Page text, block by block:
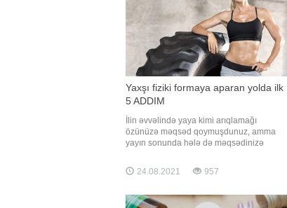
Yaxşı fiziki formaya aparan yolda ilk
5 ADDIM
İlin əvvəlində yaya kimi arıqlamağı
özünüzə məqsəd qoymuşdunuz, amma
yayın sonunda hələ də məqsədinizə
daha ciddi yanaşın və elə bu gündən
başlayın. BİG.AZ xarici mətbuata istinadən
məsləhət görür. Elementar görsənsələr də,
24.08.2021 957